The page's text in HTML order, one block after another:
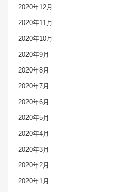
2020年12月
2020年11月
2020年10月
2020年9月
2020年8月
2020年7月
2020年6月
2020年5月
2020年4月
2020年3月
2020年2月
2020年1月